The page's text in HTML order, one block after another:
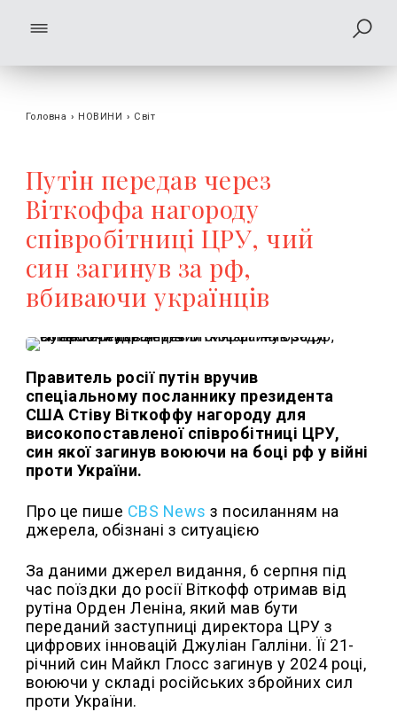
Головна › НОВИНИ › Світ
Путін передав через
Віткоффа нагороду
cпівробітниці ЦРУ, чий
син загинув за рф,
вбиваючи українців
Правитель росії путін вручив
спеціальному посланнику президента
США Стіву Віткоффу нагороду для
високопоставленої співробітниці ЦРУ,
син якої загинув воюючи на боці рф у війні
проти України.
Про це пише CBS News з посиланням на
джерела, обізнані з ситуацією
За даними джерел видання, 6 серпня під
час поїздки до росії Віткофф отримав від
рутіна Орден Леніна, який мав бути
переданий заступниці директора ЦРУ з
цифрових інновацій Джуліан Галліни. Її 21-
річний син Майкл Глосс загинув у 2024 році,
воюючи у складі російських збройних сил
проти України.